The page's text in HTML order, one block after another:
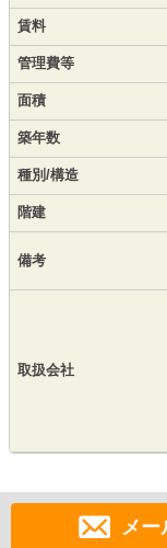
賃料
管理費等
面積
築年数
種別/構造
階建
備考
取扱会社
メー